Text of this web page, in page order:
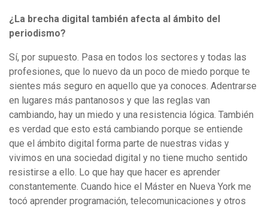
¿La brecha digital también afecta al ámbito del
periodismo?
Sí, por supuesto. Pasa en todos los sectores y todas las
profesiones, que lo nuevo da un poco de miedo porque te
sientes más seguro en aquello que ya conoces. Adentrarse
en lugares más pantanosos y que las reglas van
cambiando, hay un miedo y una resistencia lógica. También
es verdad que esto está cambiando porque se entiende
que el ámbito digital forma parte de nuestras vidas y
vivimos en una sociedad digital y no tiene mucho sentido
resistirse a ello. Lo que hay que hacer es aprender
constantemente. Cuando hice el Máster en Nueva York me
tocó aprender programación, telecomunicaciones y otros